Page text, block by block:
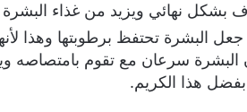
بشكل نهائي ويزيد من غذاء البشرة
البشرة تحتفظ برطوبتها وهذا
البشرة سرعان مع تقوم بامتصاصه
هذا الكريم.